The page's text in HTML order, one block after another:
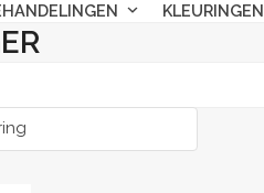
KLEURINGEN